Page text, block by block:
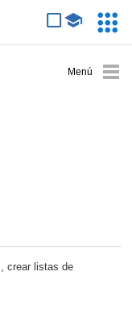
crear listas de